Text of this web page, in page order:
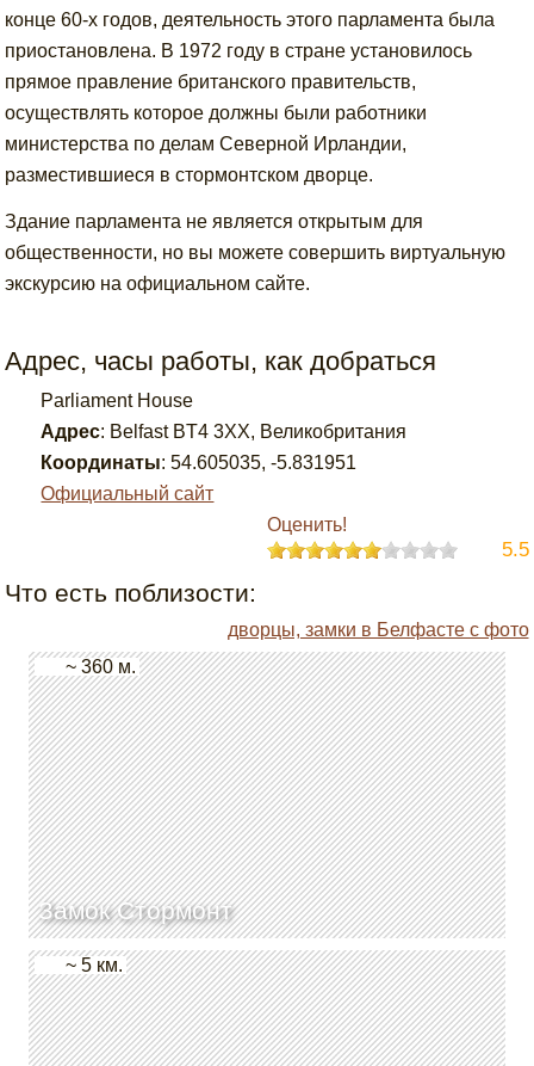
конце 60-х годов, деятельность этого парламента была
приостановлена. В 1972 году в стране установилось
прямое правление британского правительств,
осуществлять которое должны были работники
министерства по делам Северной Ирландии,
разместившиеся в стормонтском дворце.
Здание парламента не является открытым для
общественности, но вы можете совершить виртуальную
экскурсию на официальном сайте.
Адрес, часы работы, как добраться
Parliament House
Адрес: Belfast BT4 3XX, Великобритания
Координаты: 54.605035,-5.831951
Официальный сайт
Оценить!
5.5
Что есть поблизости:
дворцы, замки в Белфасте с фото
Замок Стормонт
~ 360 м.
~ 5 км.